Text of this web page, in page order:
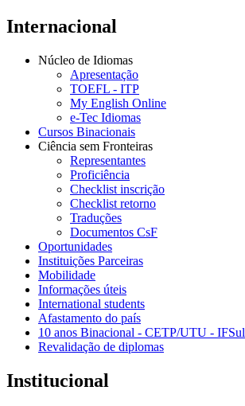
Internacional
Núcleo de Idiomas
Apresentação
TOEFL - ITP
My English Online
e-Tec Idiomas
Cursos Binacionais
Ciência sem Fronteiras
Representantes
Proficiência
Checklist inscrição
Checklist retorno
Traduções
Documentos CsF
Oportunidades
Instituições Parceiras
Mobilidade
Informações úteis
International students
Afastamento do país
10 anos Binacional - CETP/UTU - IFSul
Revalidação de diplomas
Institucional